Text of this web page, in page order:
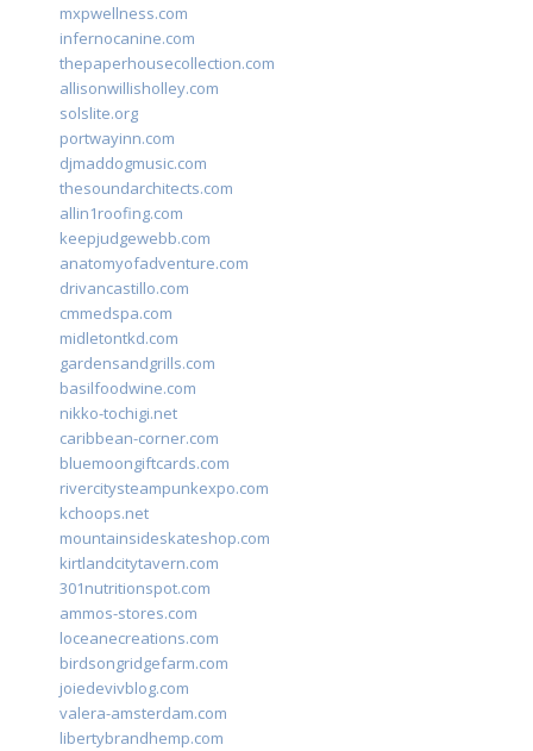
mxpwellness.com
infernocanine.com
thepaperhousecollection.com
allisonwillisholley.com
solslite.org
portwayinn.com
djmaddogmusic.com
thesoundarchitects.com
allin1roofing.com
keepjudgewebb.com
anatomyofadventure.com
drivancastillo.com
cmmedspa.com
midletontkd.com
gardensandgrills.com
basilfoodwine.com
nikko-tochigi.net
caribbean-corner.com
bluemoongiftcards.com
rivercitysteampunkexpo.com
kchoops.net
mountainsideskateshop.com
kirtlandcitytavern.com
301nutritionspot.com
ammos-stores.com
loceanecreations.com
birdsongridgefarm.com
joiedevivblog.com
valera-amsterdam.com
libertybrandhemp.com